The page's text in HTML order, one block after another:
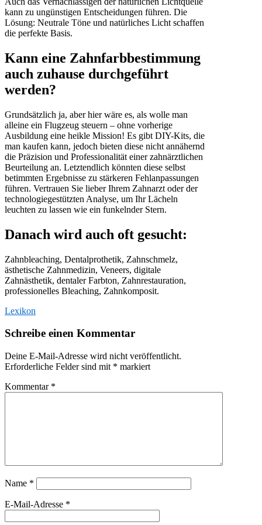
kann zu ungünstigen Entscheidungen führen. Die
Lösung: Neutrale Töne und natürliches Licht schaffen
die perfekte Basis.
Kann eine Zahnfarbbestimmung
auch zuhause durchgeführt
werden?
Grundsätzlich ja, aber hier wäre es, als wolle man
alleine ein Flugzeug steuern – ohne vorherige
Ausbildung eine heikle Mission! Es gibt DIY-Kits, die
man kaufen kann, jedoch bieten diese nicht annähernd
die Präzision und Professionalität einer zahnärztlichen
Beurteilung an. Letztendlich könnten diese selbst
betimmten Ergebnisse zu stärkeren Fehlanpassungen
führen. Vertrauen Sie lieber Ihrem Zahnarzt oder der
technologiegestützten Analyse, um Ihr Lächeln
leuchten zu lassen wie ein funkelnder Stern.
Danach wird auch oft gesucht:
Zahnbleaching, Dentalprothetik, Zahnschmelz,
ästhetische Zahnmedizin, Veneers, digitale
Zahnästhetik, dentaler Farbton, Zahnrestauration,
professionelles Bleaching, Zahnkomposit.
Lexikon
Schreibe einen Kommentar
Deine E-Mail-Adresse wird nicht veröffentlicht.
Erforderliche Felder sind mit * markiert
Kommentar *
Name *
E-Mail-Adresse *